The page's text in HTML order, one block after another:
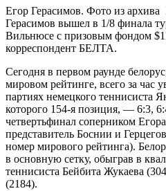
Егор Герасимов. Фото из архива
Герасимов вышел в 1/8 финала
Вильнюсе с призовым фондом
корреспондент БЕЛТА.
Сегодня в первом раунде
мировом рейтинге, всего за час
партиях немецкого теннисиста
которого 154-я позиция, — 6:3,
четвертьфинал соперником
представитель Боснии и
номер мирового рейтинга).
в основную сетку, обыграв в
теннисиста Бейбита Жукаева
(2184).